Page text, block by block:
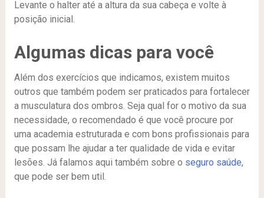
Levante o halter até a altura da sua cabeça e volte à
posição inicial.
Algumas dicas para você
Além dos exercícios que indicamos, existem muitos
outros que também podem ser praticados para fortalecer
a musculatura dos ombros. Seja qual for o motivo da sua
necessidade, o recomendado é que você procure por
uma academia estruturada e com bons profissionais para
que possam lhe ajudar a ter qualidade de vida e evitar
lesões. Já falamos aqui também sobre o seguro saúde,
que pode ser bem util.